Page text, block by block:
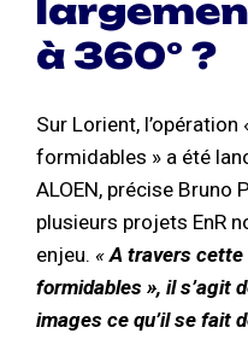
à 360° ?
Sur Lorient,
formidables » a été
ALOEN, précise Bruno
plusieurs projets EnR
enjeu. «A travers cette
formidables », il s’agit
images ce qu’il se fait